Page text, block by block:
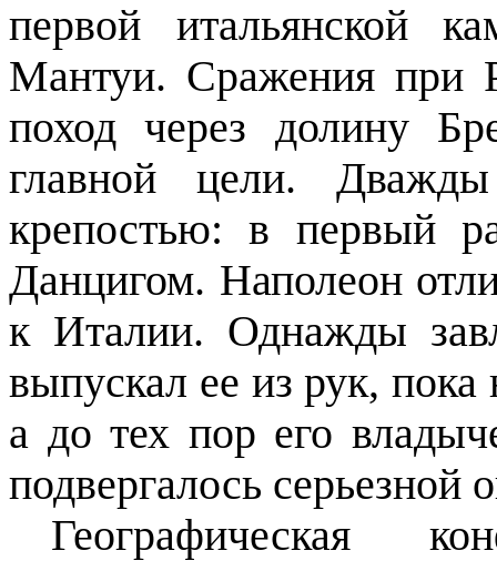
первой итальянской
Мантуи. Сражения при
поход через долину
главной цели.
крепостью: в первый
Данцигом. Наполеон
к Италии. Однажды
выпускал ее из рук, пока
а до тех пор его
подвергалось серьезной
Географическая